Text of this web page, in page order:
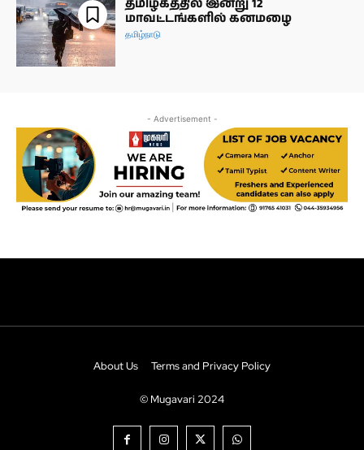
About Us Terms and Privacy Policy
© Mugavari 2024